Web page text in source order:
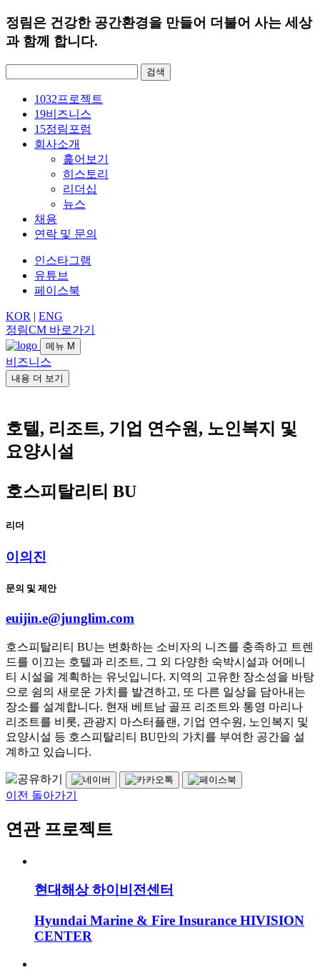
정림은 건강한 공간환경을 만들어 더불어 사는 세상
과 함께 합니다.
1032프로젝트
19비즈니스
15정림포럼
회사소개
훑어보기
히스토리
리더십
뉴스
채용
연락 및 문의
인스타그램
유튜브
페이스북
KOR | ENG
정림CM 바로가기
메뉴 M
비즈니스
내용 더 보기
호텔, 리조트, 기업 연수원, 노인복지 및
요양시설
호스피탈리티 BU
리더
이의진
문의 및 제안
euijin.e@junglim.com
호스피탈리티 BU는 변화하는 소비자의 니즈를 충족하고 트렌
드를 이끄는 호텔과 리조트, 그 외 다양한 숙박시설과 어메니
티 시설을 계획하는 유닛입니다. 지역의 고유한 장소성을 바탕
으로 쉼의 새로운 가치를 발견하고, 또 다른 일상을 담아내는
장소를 설계합니다. 현재 베트남 골프 리조트와 통영 마리나
리조트를 비롯, 관광지 마스터플랜, 기업 연수원, 노인복지 및
요양시설 등 호스피탈리티 BU만의 가치를 부여한 공간을 설
계하고 있습니다.
이전 돌아가기
연관 프로젝트
현대해상 하이비전센터
Hyundai Marine & Fire Insurance HIVISION
CENTER